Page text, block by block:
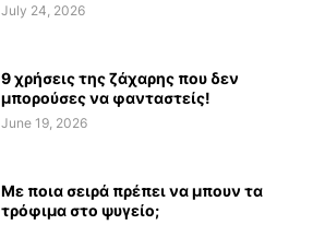
July 24, 2026
9 χρήσεις της ζάχαρης που δεν
μπορούσες να φανταστείς!
June 19, 2026
Με ποια σειρά πρέπει να μπουν τα
τρόφιμα στο ψυγείο;